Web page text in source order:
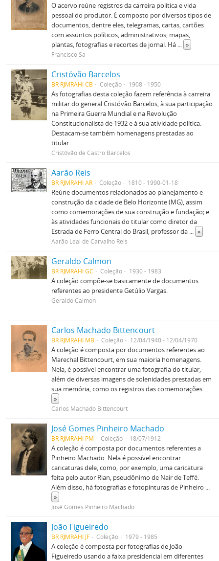
O acervo reúne registros da carreira política e vida
pessoal do produtor. É composto por diversos tipos de
documentos, dentre eles, telegramas, cartas, cartões
com assuntos políticos, administrativos, mapas,
plantas, fotografias e recortes de jornal. Há ... »
Francisco Sá
Cristóvão Barcelos
BR RJMRAHI CB Coleção 1908 - 1950
As fotografias desta coleção fazem referência à carreira
militar do general Cristóvão Barcelos, à sua participação
na Primeira Guerra Mundial e na Revolução
Constitucionalista de 1932 e à sua atividade política.
Destacam-se também homenagens prestadas ao
titular.
Cristóvão de Castro Barcelos
Aarão Reis
BR RJMRAHI AR Coleção 1810 - 1990-01-18
Reúne documentos relacionados ao planejamento e
construção da cidade de Belo Horizonte (MG), assim
como comemorações de sua construção e fundação; e
às atividades funcionais do titular como diretor da
Estrada de Ferro Central do Brasil, professor da ... »
Aarão Leal de Carvalho Reis
Geraldo Calmon
BR RJMRAHI GC Coleção 1930 - 1983
A coleção compõe-se basicamente de documentos
referentes ao presidente Getúlio Vargas.
Geraldo Calmon
Carlos Machado Bittencourt
BR RJMRAHI MB Coleção 12/04/1940 - 12/04/1970
A coleção é composta por documentos referentes ao
Marechal Bittencourt, em sua maioria homenagens.
Nela, é possível encontrar uma fotografia do titular,
além de diversas imagens de solenidades prestadas em
sua memória, como os registros das comemorações ...
»
Carlos Machado Bittencourt
José Gomes Pinheiro Machado
BR RJMRAHI PM Coleção 18/07/1912
A coleção é composta por documentos referentes a
Pinheiro Machado. Nela é possível encontrar
caricaturas dele, como, por exemplo, uma caricatura
feita pelo autor Rian, pseudônimo de Nair de Teffé.
Além disso, há fotografias e fotopinturas de Pinheiro ...
»
José Gomes Pinheiro Machado
João Figueiredo
BR RJMRAHI JF Coleção 1979 - 1985
A coleção é composta por fotografias de João
Figueiredo usando a faixa presidencial em diferentes